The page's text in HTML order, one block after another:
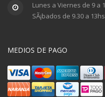
Lunes a Viernes de 9 a
SÃ¡bados de 9.30 a 13hs
MEDIOS DE PAGO